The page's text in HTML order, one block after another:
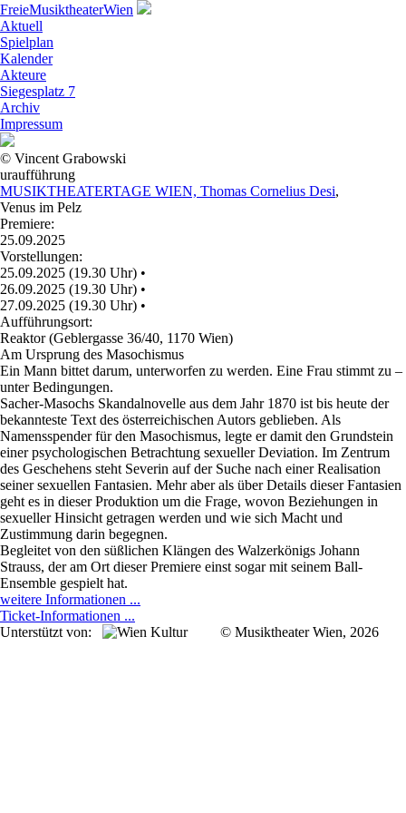
FreieMusiktheaterWien
Aktuell
Spielplan
Kalender
Akteure
Siegesplatz 7
Archiv
Impressum
© Vincent Grabowski
uraufführung
MUSIKTHEATERTAGE WIEN, Thomas Cornelius Desi,
Venus im Pelz
Premiere:
25.09.2025
Vorstellungen:
25.09.2025 (19.30 Uhr) •
26.09.2025 (19.30 Uhr) •
27.09.2025 (19.30 Uhr) •
Aufführungsort:
Reaktor (Geblergasse 36/40, 1170 Wien)
Am Ursprung des Masochismus
Ein Mann bittet darum, unterworfen zu werden. Eine Frau stimmt zu –
unter Bedingungen.
Sacher-Masochs Skandalnovelle aus dem Jahr 1870 ist bis heute der
bekannteste Text des österreichischen Autors geblieben. Als
Namensspender für den Masochismus, legte er damit den Grundstein
einer psychologischen Betrachtung sexueller Deviation. Im Zentrum
des Geschehens steht Severin auf der Suche nach einer Realisation
seiner sexuellen Fantasien. Mehr aber als über Details dieser Fantasien
geht es in dieser Produktion um die Frage, wovon Beziehungen in
sexueller Hinsicht getragen werden und wie sich Macht und
Zustimmung darin begegnen.
Begleitet von den süßlichen Klängen des Walzerkönigs Johann
Strauss, der am Ort dieser Premiere einst sogar mit seinem Ball-
Ensemble gespielt hat.
weitere Informationen ...
Ticket-Informationen ...
Unterstützt von:
© Musiktheater Wien, 2026